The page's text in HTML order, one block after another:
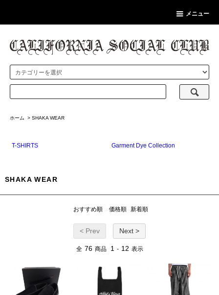
メニュー
ホーム > SHAKA WEAR
T-SHIRTS Garment Dye Collection
SHAKA WEAR
おすすめ順 価格順 新着順
< Prev Next >
全 76 商品 1 - 12 表示